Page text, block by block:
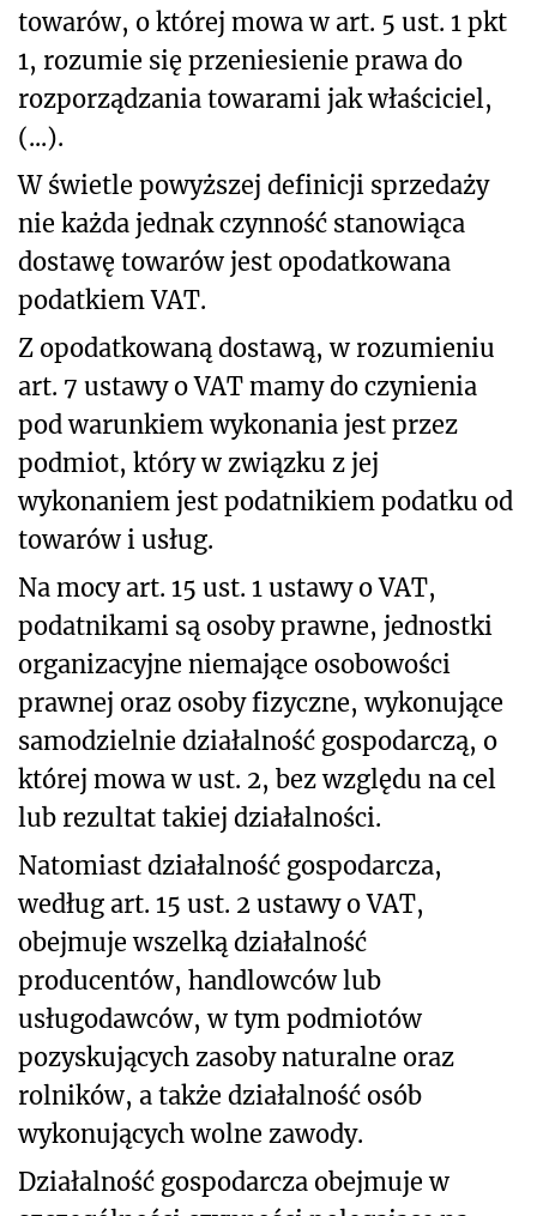
towarów, o której mowa w art. 5 ust. 1 pkt
1, rozumie się przeniesienie prawa do
rozporządzania towarami jak właściciel,
(...).
W świetle powyższej definicji sprzedaży
nie każda jednak czynność stanowiąca
dostawę towarów jest opodatkowana
podatkiem VAT.
Z opodatkowaną dostawą, w rozumieniu
art. 7 ustawy o VAT mamy do czynienia
pod warunkiem wykonania jest przez
podmiot, który w związku z jej
wykonaniem jest podatnikiem podatku od
towarów i usług.
Na mocy art. 15 ust. 1 ustawy o VAT,
podatnikami są osoby prawne, jednostki
organizacyjne niemające osobowości
prawnej oraz osoby fizyczne, wykonujące
samodzielnie działalność gospodarczą, o
której mowa w ust. 2, bez względu na cel
lub rezultat takiej działalności.
Natomiast działalność gospodarcza,
według art. 15 ust. 2 ustawy o VAT,
obejmuje wszelką działalność
producentów, handlowców lub
usługodawców, w tym podmiotów
pozyskujących zasoby naturalne oraz
rolników, a także działalność osób
wykonujących wolne zawody.
Działalność gospodarcza obejmuje w